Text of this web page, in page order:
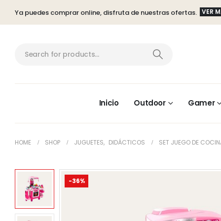
Ya puedes comprar online, disfruta de nuestras ofertas. VER
Inicio Outdoor Gamer
HOME SHOP JUGUETES, DIDÁCTICOS SET JUEGO DE
-36%